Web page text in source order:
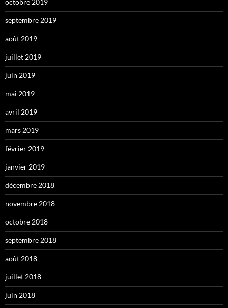
octobre 2019
septembre 2019
août 2019
juillet 2019
juin 2019
mai 2019
avril 2019
mars 2019
février 2019
janvier 2019
décembre 2018
novembre 2018
octobre 2018
septembre 2018
août 2018
juillet 2018
juin 2018